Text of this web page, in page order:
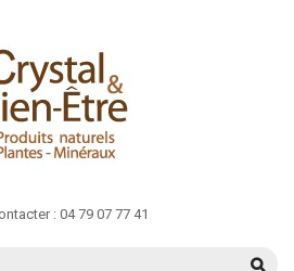
:04 79 07 77 41